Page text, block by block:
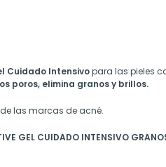
Cuidado Intensivopara las pieles
poros, elimina granos y brillos.
las marcas de acné.
GEL CUIDADO INTENSIVO